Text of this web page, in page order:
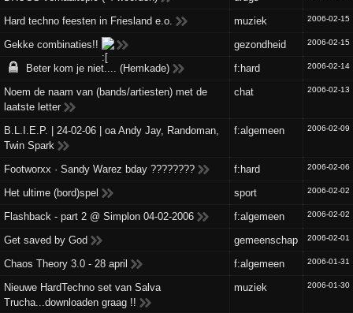
Hard techno feesten in Friesland e.o. muziek 2006-02-15
Gekke combinaties!! gezondheid 2006-02-15
Beter kom je niet.... (Hemkade) f:hard 2006-02-14
Noem de naam van (bands/artiesten) met de
laatste letter
chat 2006-02-13
B.L.I.E.P. | 24-02-06 | oa Andy Jay, Randoman,
Twin Spark
f:algemeen 2006-02-09
Footworxx · Sandy Warez bday ???????? f:hard 2006-02-06
Het ultime (bord)spel sport 2006-02-02
Flashback - part 2 @ Simplon 04-02-2006 f:algemeen 2006-02-02
Get saved by God gemeenschap 2006-02-01
Chaos Theory 3.0 - 28 april f:algemeen 2006-01-31
Nieuwe HardTechno set van Salva
Trucha...downloaden graag !!
muziek 2006-01-30